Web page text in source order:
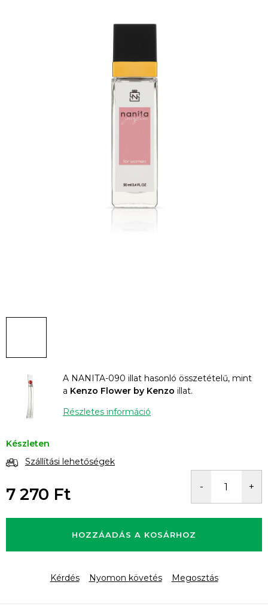
A NANITA-090 illat hasonló összetételű, mint
a Kenzo Flower by Kenzo illat.
Részletes információ
Készleten
Szállítási lehetőségek
7 270 Ft
HOZZÁADÁS A KOSÁRHOZ
Kérdés Nyomon követés Megosztás